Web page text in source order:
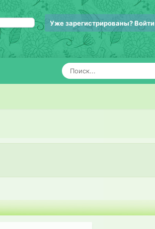
Уже зарегистрированы? Войти